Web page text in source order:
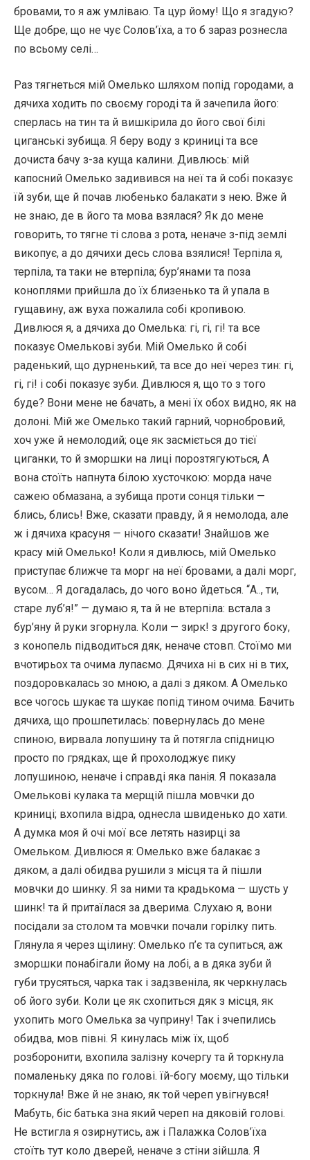
бровами, то я аж умліваю. Та цур йому! Що я згадую?
Ще добре, що не чує Солов’їха, а то б зараз рознесла
по всьому селі…
Раз тягнеться мій Омелько шляхом попід городами, а
дячиха ходить по своєму городі та й зачепила його:
сперлась на тин та й вишкірила до його свої білі
циганські зубища. Я беру воду з криниці та все
дочиста бачу з-за куща калини. Дивлюсь: мій
капосний Омелько задивився на неї та й собі показує
їй зуби, ще й почав любенько балакати з нею. Вже й
не знаю, де в його та мова взялася? Як до мене
говорить, то тягне ті слова з рота, неначе з-під землі
викопує, а до дячихи десь слова взялися! Терпіла я,
терпіла, та таки не втерпіла; бур’янами та поза
коноплями прийшла до їх близенько та й упала в
гущавину, аж вуха пожалила собі кропивою.
Дивлюся я, а дячиха до Омелька: гі, гі, гі! та все
показує Омелькові зуби. Мій Омелько й собі
раденький, що дурненький, та все до неї через тин: гі,
гі, гі! і собі показує зуби. Дивлюся я, що то з того
буде? Вони мене не бачать, а мені їх обох видно, як на
долоні. Мій же Омелько такий гарний, чорнобровий,
хоч уже й немолодий; оце як засміється до тієї
циганки, то й зморшки на лиці порозтягуються, А
вона стоїть напнута білою хусточкою: морда наче
сажею обмазана, а зубища проти сонця тільки —
блись, блись! Вже, сказати правду, й я немолода, але
ж і дячиха красуня — нічого сказати! Знайшов же
красу мій Омелько! Коли я дивлюсь, мій Омелько
приступає ближче та морг на неї бровами, а далі морг,
вусом… Я догадалась, до чого воно йдеться. “А.., ти,
старе луб’я!” — думаю я, та й не втерпіла: встала з
бур’яну й руки згорнула. Коли — зирк! з другого боку,
з конопель підводиться дяк, неначе стовп. Стоїмо ми
вчотирьох та очима лупаємо. Дячиха ні в сих ні в тих,
поздоровкалась зо мною, а далі з дяком. А Омелько
все чогось шукає та шукає попід тином очима. Бачить
дячиха, що прошпетилась: повернулась до мене
спиною, вирвала лопушину та й потягла спідницю
просто по грядках, ще й прохолоджує пику
лопушиною, неначе і справді яка панія. Я показала
Омелькові кулака та мерщій пішла мовчки до
криниці; вхопила відра, однесла швиденько до хати.
А думка моя й очі мої все летять назирці за
Омельком. Дивлюся я: Омелько вже балакає з
дяком, а далі обидва рушили з місця та й пішли
мовчки до шинку. Я за ними та крадькома — шусть у
шинк! та й притаїлася за дверима. Слухаю я, вони
посідали за столом та мовчки почали горілку пить.
Глянула я через щілину: Омелько п’є та супиться, аж
зморшки понабігали йому на лобі, а в дяка зуби й
губи трусяться, чарка так і задзвеніла, як черкнулась
об його зуби. Коли це як схопиться дяк з місця, як
ухопить мого Омелька за чуприну! Так і зчепились
обидва, мов півні. Я кинулась між їх, щоб
розборонити, вхопила залізну кочергу та й торкнула
помаленьку дяка по голові. їй-богу моєму, що тільки
торкнула! Вже й не знаю, як той череп увігнувся!
Мабуть, біс батька зна який череп на дяковій голові.
Не встигла я озирнутись, аж і Палажка Солов’їха
стоїть тут коло дверей, неначе з стіни зійшла. Я